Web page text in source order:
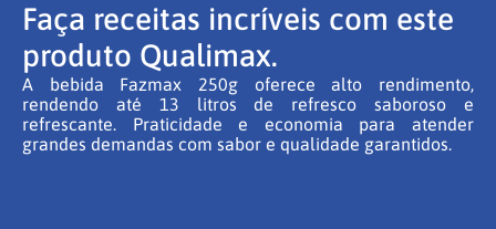
Faça receitas incríveis com este
produto Qualimax.
A bebida Fazmax 250g oferece alto rendimento,
rendendo até 13 litros de refresco saboroso e
refrescante. Praticidade e economia para atender
grandes demandas com sabor e qualidade garantidos.